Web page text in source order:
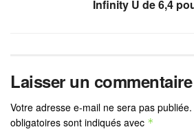
Infinity U de 6,4
Laisser un commentaire
Votre adresse e-mail ne sera pas publiée.
obligatoires sont indiqués avec *